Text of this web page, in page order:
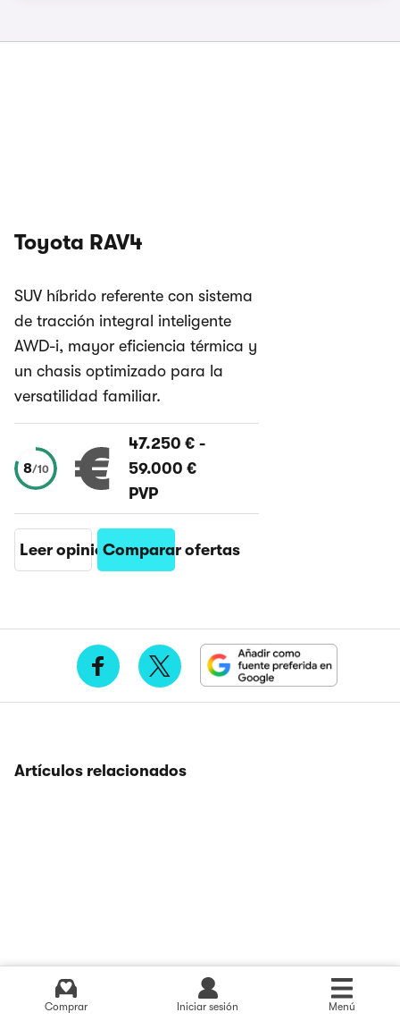
Comprar Iniciar sesión Menú
Toyota RAV4
SUV híbrido referente con sistema
de tracción integral inteligente
AWD-i, mayor eficiencia térmica y
un chasis optimizado para la
versatilidad familiar.
8/10
47.250 € -
59.000 €
PVP
Leer opiniónComparar ofertas
Artículos relacionados